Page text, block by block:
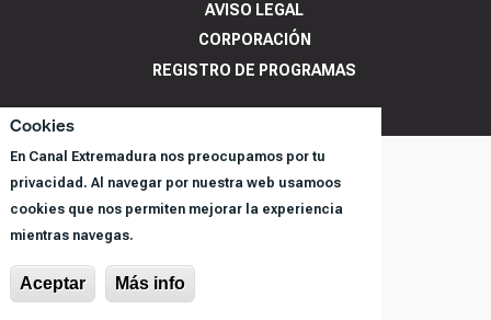
Cookies
En Canal Extremadura nos preocupamos por tu
privacidad. Al navegar por nuestra web usamoos
cookies que nos permiten mejorar la experiencia
mientras navegas.
Aceptar Más info
AVISO LEGAL
CORPORACIÓN
REGISTRO DE PROGRAMAS